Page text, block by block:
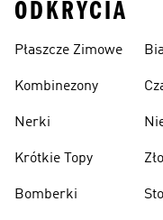
ODKRYCIA
Płaszcze Zimowe
Kombinezony
Nerki
Krótkie Topy
Bomberki